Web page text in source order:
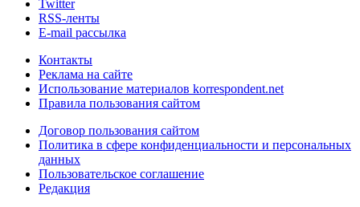
Twitter
RSS-ленты
E-mail рассылка
Контакты
Реклама на сайте
Использование материалов korrespondent.net
Правила пользования сайтом
Договор пользования сайтом
Политика в сфере конфиденциальности и персональных
данных
Пользовательское соглашение
Редакция